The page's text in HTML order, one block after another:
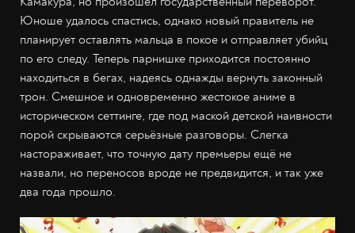
Юноше удалось спастись, однако новый правитель не
планирует оставлять мальца в покое и отправляет убийц
по его следу. Теперь парнишке приходится постоянно
находиться в бегах, надеясь однажды вернуть законный
трон. Смешное и одновременно жестокое аниме в
историческом сеттинге, где под маской детской наивности
порой скрываются серьёзные разговоры. Слегка
настораживает, что точную дату премьеры ещё не
назвали, но переносов вроде не предвидится, и так уже
два года прошло.